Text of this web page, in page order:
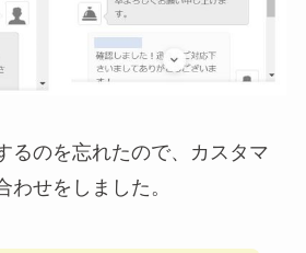
るのを忘れたので、カスタマ
わせをしました。